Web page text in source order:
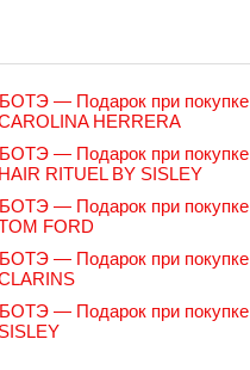
— Подарок при покупке
HERRERA
— Подарок при покупке
RITUEL BY SISLEY
— Подарок при покупке
FORD
— Подарок при покупке
— Подарок при покупке